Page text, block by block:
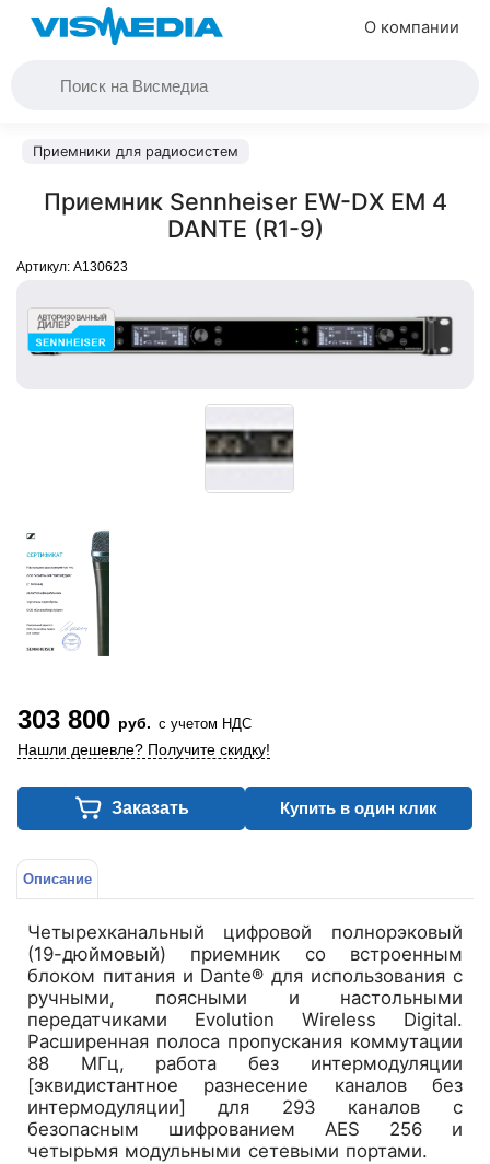
О компании
Приемники для радиосистем
Приемник Sennheiser EW-DX EM 4
DANTE (R1-9)
Артикул: A130623
303 800 руб. с учетом НДС
Нашли дешевле? Получите скидку!
Заказать Купить в один клик
Описание
Четырехканальный цифровой полнорэковый
(19-дюймовый) приемник со встроенным
блоком питания и Dante® для использования с
ручными, поясными и настольными
передатчиками Evolution Wireless Digital.
Расширенная полоса пропускания коммутации
88 МГц, работа без интермодуляции
[эквидистантное разнесение каналов без
интермодуляции] для 293 каналов с
безопасным шифрованием AES 256 и
четырьмя модульными сетевыми портами.